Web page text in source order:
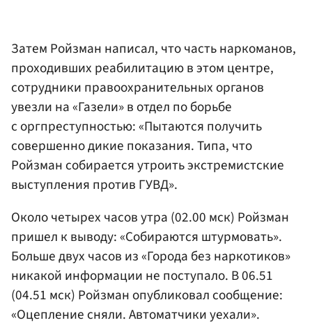
Затем Ройзман написал, что часть наркоманов,
проходивших реабилитацию в этом центре,
сотрудники правоохранительных органов
увезли на «Газели» в отдел по борьбе
с оргпреступностью: «Пытаются получить
совершенно дикие показания. Типа, что
Ройзман собирается утроить экстремистские
выступления против ГУВД».
Около четырех часов утра (02.00 мск) Ройзман
пришел к выводу: «Собираются штурмовать».
Больше двух часов из «Города без наркотиков»
никакой информации не поступало. В 06.51
(04.51 мск) Ройзман опубликовал сообщение:
«Оцепление сняли. Автоматчики уехали».